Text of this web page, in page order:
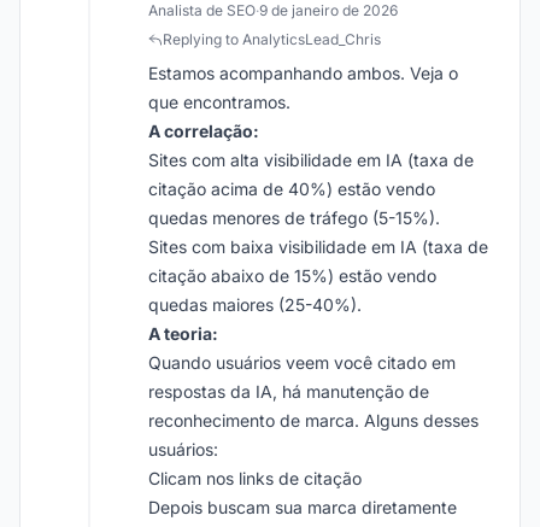
Analista de SEO·9 de janeiro de 2026
Replying to AnalyticsLead_Chris
Estamos acompanhando ambos. Veja o
que encontramos.
A correlação:
Sites com alta visibilidade em IA (taxa de
citação acima de 40%) estão vendo
quedas menores de tráfego (5-15%).
Sites com baixa visibilidade em IA (taxa de
citação abaixo de 15%) estão vendo
quedas maiores (25-40%).
A teoria:
Quando usuários veem você citado em
respostas da IA, há manutenção de
reconhecimento de marca. Alguns desses
usuários:
Clicam nos links de citação
Depois buscam sua marca diretamente